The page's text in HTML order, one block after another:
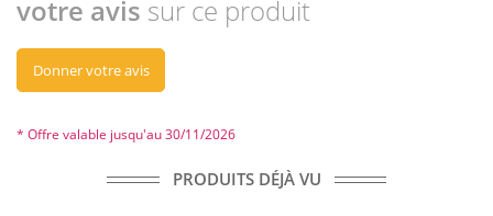
votre avis sur ce produit
Donner votre avis
* Offre valable jusqu'au 30/11/2026
PRODUITS DÉJÀ VU